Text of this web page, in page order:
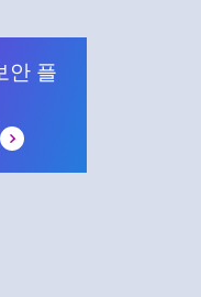
안 플